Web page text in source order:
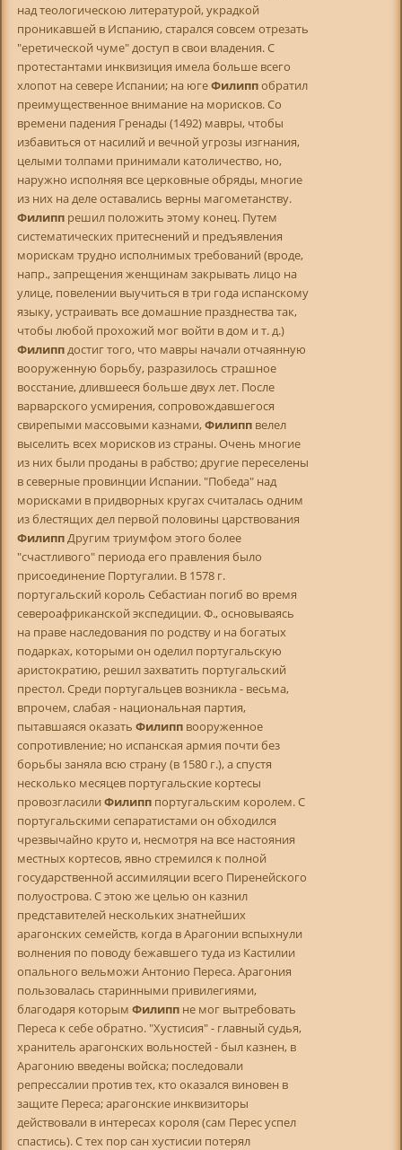
над теологическою литературой, украдкой
проникавшей в Испанию, старался совсем отрезать
"еретической чуме" доступ в свои владения. С
протестантами инквизиция имела больше всего
хлопот на севере Испании; на югеФилиппобратил
преимущественное внимание на морисков. Со
времени падения Гренады (1492) мавры, чтобы
избавиться от насилий и вечной угрозы изгнания,
целыми толпами принимали католичество, но,
наружно исполняя все церковные обряды, многие
из них на деле оставались верны магометанству.
Филипп решил положить этому конец. Путем
систематических притеснений и предъявления
морискам трудно исполнимых требований (вроде,
напр., запрещения женщинам закрывать лицо на
улице, повелении выучиться в три года испанскому
языку, устраивать все домашние празднества так,
чтобы любой прохожий мог войти в дом и т. д.)
Филиппдостиг того, что мавры начали отчаянную
вооруженную борьбу, разразилось страшное
восстание, длившееся больше двух лет. После
варварского усмирения, сопровождавшегося
свирепыми массовыми казнами,Филиппвелел
выселить всех морисков из страны. Очень многие
из них были проданы в рабство; другие переселены
в северные провинции Испании. "Победа" над
морисками в придворных кругах считалась одним
из блестящих дел первой половины царствования
ФилиппДругим триумфом этого более
"счастливого" периода его правления было
присоединение Португалии. В 1578 г.
португальский король Себастиан погиб во время
североафриканской экспедиции. Ф., основываясь
на праве наследования по родству и на богатых
подарках, которыми он оделил португальскую
аристократию, решил захватить португальский
престол. Среди португальцев возникла - весьма,
впрочем, слабая - национальная партия,
пытавшаяся оказать Филипп вооруженное
сопротивление; но испанская армия почти без
борьбы заняла всю страну (в 1580 г.), а спустя
несколько месяцев португальские кортесы
провозгласили Филипп португальским королем. С
португальскими сепаратистами он обходился
чрезвычайно круто и, несмотря на все настояния
местных кортесов, явно стремился к полной
государственной ассимиляции всего Пиренейского
полуострова. С этою же целью он казнил
представителей нескольких знатнейших
арагонских семейств, когда в Арагонии вспыхнули
волнения по поводу бежавшего туда из Кастилии
опального вельможи Антонио Переса. Арагония
пользовалась старинными привилегиями,
благодаря которым Филипп не мог вытребовать
Переса к себе обратно. "Хустисия" - главный судья,
хранитель арагонских вольностей - был казнен, в
Арагонию введены войска; последовали
репрессалии против тех, кто оказался виновен в
защите Переса; арагонские инквизиторы
действовали в интересах короля (сам Перес успел
спастись). С тех пор сан хустисии потерял